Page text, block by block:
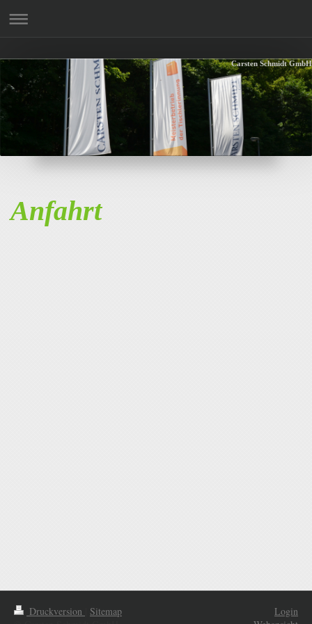
Carsten Schmidt GmbH
Anfahrt
Druckversion
Sitemap
Login